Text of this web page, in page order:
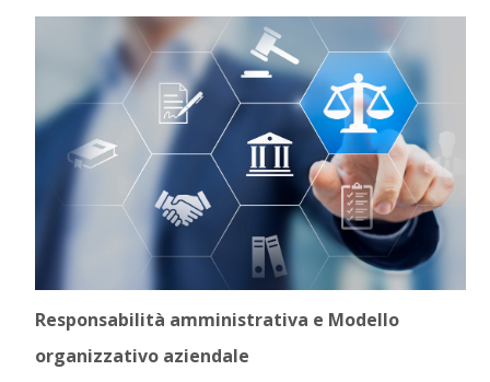
Responsabilità amministrativa e Modello
organizzativo aziendale